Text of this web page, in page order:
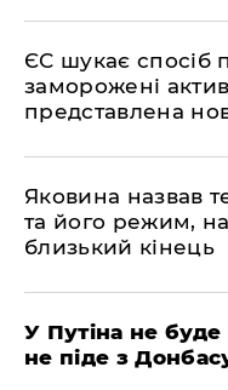
ЄС шукає спосіб
заморожені
представлена
Яковина назвав
та його режим,
близький кінець
У Путіна не
не піде з